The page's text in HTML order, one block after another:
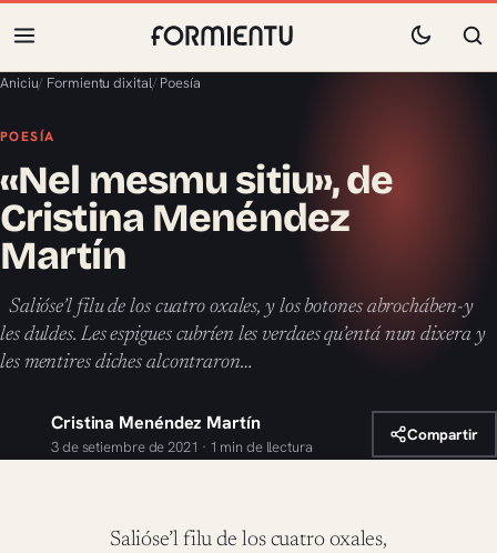
Aniciu/ Formientu dixital/ Poesía
POESÍA
«Nel mesmu sitiu», de
Cristina Menéndez
Martín
Salióse’l filu de los cuatro oxales, y los botones abrocháben-y
les duldes. Les espigues cubríen les verdaes qu’entá nun dixera y
les mentires diches alcontraron…
Cristina Menéndez Martín
3 de setiembre de 2021 · 1 min de llectura
Compartir
Salióse’l filu de los cuatro oxales,